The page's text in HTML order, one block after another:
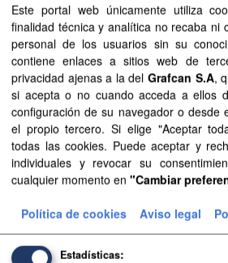
Ordenar por
1 conjunto de datos
Grupos: Sector público
Aviso Legal del SITCAN
Filtrar Resultados
Este portal web únicamente utiliza
finalidad técnica y analítica no recaba ni
personal de los usuarios sin su
contiene enlaces a sitios web de
privacidad ajenas a la del Grafcan S.A,
si acepta o no cuando acceda a ellos
configuración de su navegador o desde
el propio tercero. Si elige "Aceptar
todas las cookies. Puede aceptar y
individuales y revocar su
cualquier momento en "Cambiar
Política de cookies Aviso legal
Estadísticas